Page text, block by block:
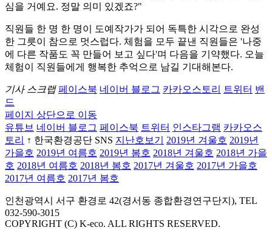
심을 거예요. 정말 의미 있겠죠?"
직원들 한 명 한 명이 도예작가가 되어 독특한 시각으로 완성
한 그릇이 참으로 멋스럽다. 체험을 모두 끝낸 직원들은 '나중
에 다른 작품도 꼭 만들어 보고 싶다'며 다음을 기약했다. 오늘
체험이 직원들에게 행복한 추억으로 남길 기대해본다.
기사 스크랩 페이스북 네이버 블로그 카카오스토리 트위터 밴
드
페이지 상단으로 이동
유튜브 네이버 블로그 페이스북 트위터 인스타그램 카카오스
토리
↑ 한국환경공단 SNS 지난호보기 2019년 겨울호 2019년
가을호 2019년 여름호 2019년 봄호 2018년 겨울호 2018년 가을
호 2018년 여름호 2018년 봄호 2017년 겨울호 2017년 가을호
2017년 여름호 2017년 봄호
인천광역시 서구 환경로 42(경서동 종합환경연구단지), TEL
032-590-3015
COPYRIGHT (C) K-eco. ALL RIGHTS RESERVED.